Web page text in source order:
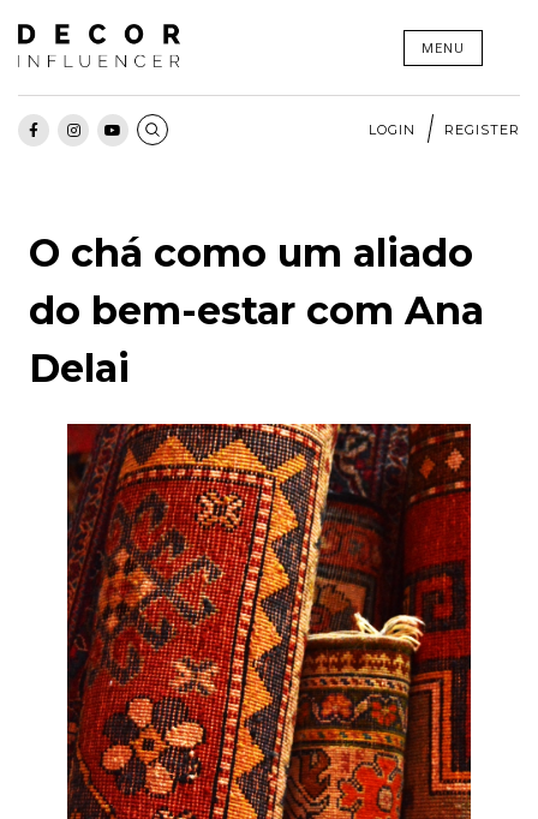
Skip
content
MENU
LOGIN REGISTER
O chá como um aliado
do bem-estar com Ana
Delai